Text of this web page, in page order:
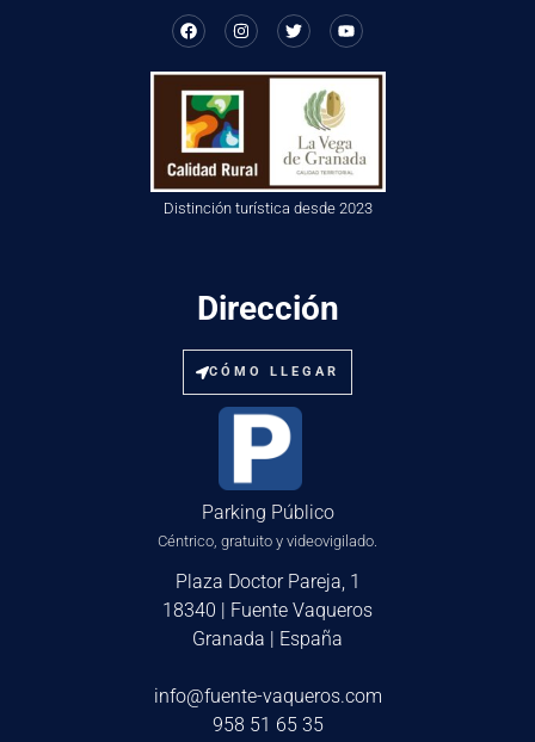
Distinción turística desde 2023
Dirección
CÓMO LLEGAR
Parking Público
Céntrico, gratuito y videovigilado.
Plaza Doctor Pareja, 1
18340 | Fuente Vaqueros
Granada | España
info@fuente-vaqueros.com
958 51 65 35